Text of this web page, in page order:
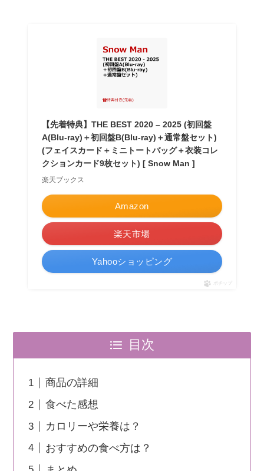
【先着特典】THE BEST 2020 – 2025 (初回盤
A(Blu-ray)＋初回盤B(Blu-ray)＋通常盤セット)
(フェイスカード＋ミニトートバッグ＋衣装コレ
クションカード9枚セット) [ Snow Man ]
楽天ブックス
Amazon
楽天市場
Yahooショッピング
ポチップ
目次
商品の詳細
食べた感想
カロリーや栄養は？
おすすめの食べ方は？